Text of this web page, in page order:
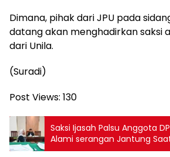
Dimana, pihak dari JPU pada
datang akan menghadirkan saksi
dari Unila.
(Suradi)
Post Views: 130
Saksi Ijasah Palsu Anggota
Alami serangan Jantung
Pengadilan Kalianda